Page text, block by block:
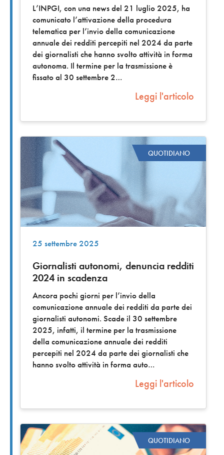
L’INPGI, con una news del 21 luglio 2025, ha
comunicato l’attivazione della procedura
telematica per l’invio della comunicazione
annuale dei redditi percepiti nel 2024 da parte
dei giornalisti che hanno svolto attività in forma
autonoma. Il termine per la trasmissione è
fissato al 30 settembre 2
Leggi l'articolo
QUOTIDIANO
25 settembre 2025
Giornalisti autonomi, denuncia redditi
2024 in scadenza
Ancora pochi giorni per l’invio della
comunicazione annuale dei redditi da parte dei
giornalisti autonomi. Scade il 30 settembre
2025, infatti, il termine per la trasmissione
della comunicazione annuale dei redditi
percepiti nel 2024 da parte dei giornalisti che
hanno svolto attività in forma auto
Leggi l'articolo
QUOTIDIANO